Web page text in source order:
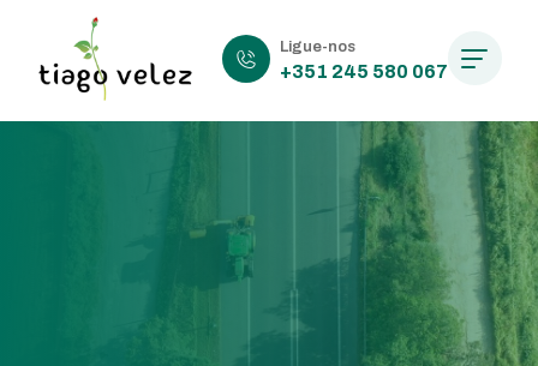
Ligue-nos
+351 245 580 067